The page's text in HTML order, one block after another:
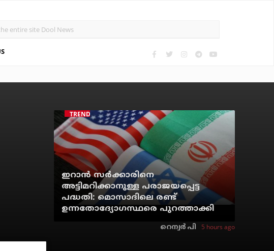
TRENDING
ഇറാന്‍ സര്‍ക്കാരിനെ
അട്ടിമറിക്കാനുള്ള പരാജയപ്പെട്ട
പദ്ധതി: മൊസാദിലെ രണ്ട്
ഉന്നതോദ്യോഗസ്ഥരെ പുറത്താക്കി
റെന്വര്‍ പി 5 hours ago